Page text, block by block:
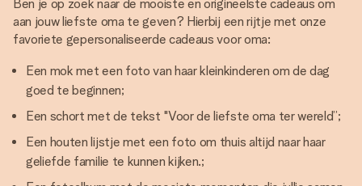
Ben je op zoek naar de mooiste en origineelste cadeaus om
aan jouw liefste oma te geven? Hierbij een rijtje met onze
favoriete gepersonaliseerde cadeaus voor oma:
Een mok met een foto van haar kleinkinderen om de dag
goed te beginnen;
Een schort met de tekst "Voor de liefste oma ter wereld”;
Een houten lijstje met een foto om thuis altijd naar haar
geliefde familie te kunnen kijken.;